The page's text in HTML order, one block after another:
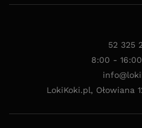
52 325
8:00 -
LokiKoki.pl, Ołowiana